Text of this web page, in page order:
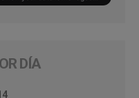
DÍA